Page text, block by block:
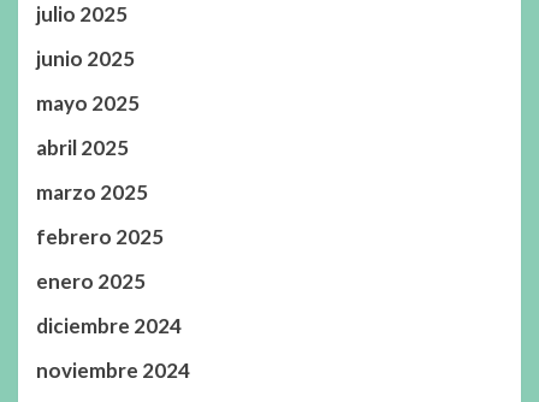
julio 2025
junio 2025
mayo 2025
abril 2025
marzo 2025
febrero 2025
enero 2025
diciembre 2024
noviembre 2024